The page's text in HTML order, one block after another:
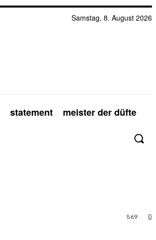
Samstag, 8. August 2026
statement meister der düfte
0
569